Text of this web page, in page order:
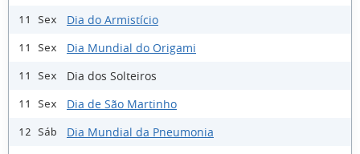
11 Sex Dia do Armistício
11 Sex Dia Mundial do Origami
11 Sex Dia dos Solteiros
11 Sex Dia de São Martinho
12 Sáb
Dia Mundial da Pneumonia